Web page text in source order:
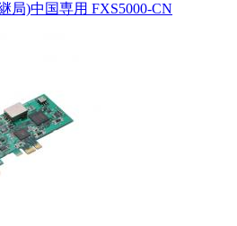
局)中国専用 FXS5000-CN